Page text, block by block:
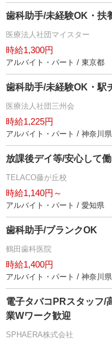
歯科助手/未経験OK・扶
医療法人社団マイスター
時給1,300円
アルバイト・パート / 東京都
歯科助手/未経験OK・駅
医療法人社団三州会
時給1,225円
アルバイト・パート / 神奈川県
放課後デイ等/安心して
TELACO藤が丘校
時給1,140円～
アルバイト・パート / 愛知県
歯科助手/ブランクOK
鶴田歯科医院
時給1,400円
アルバイト・パート / 神奈川県
電子タバコPRスタッフ/
業Wワーク歓迎
SPHAERA株式会社